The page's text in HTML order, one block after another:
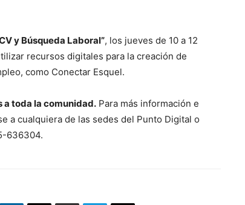
y Búsqueda Laboral”, los jueves de 10 a 12
recursos digitales para la creación de
como Conectar Esquel.
a toda la comunidad. Para más información e
a cualquiera de las sedes del Punto Digital o
636304.